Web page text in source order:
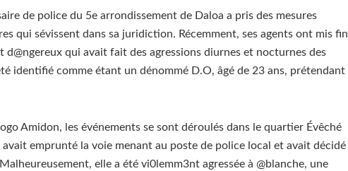
de police du 5e arrondissement de Daloa a pris des mesures
qui sévissent dans sa juridiction. Récemment, ses agents ont mis fin
qui avait fait des agressions diurnes et nocturnes des
identifié comme étant un dénommé D.O, âgé de 23 ans, prétendant
Amidon, les événements se sont déroulés dans le quartier Évêché
emprunté la voie menant au poste de police local et avait décidé
elle a été vi0lemm3nt agressée à @blanche, une